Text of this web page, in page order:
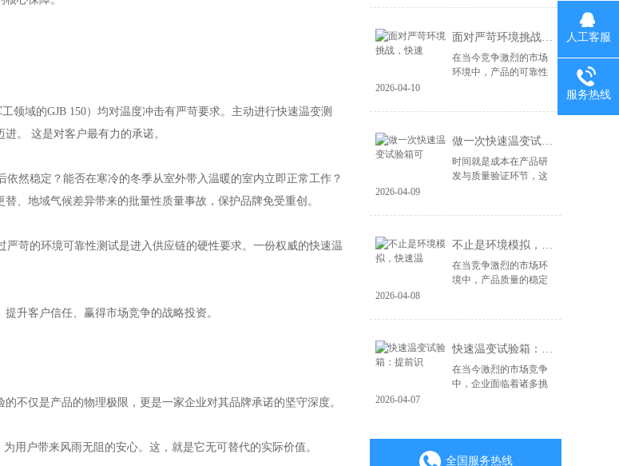
领域的GJB 150）均对温度冲击有严苛要求。主动进行快速温变测
。 这是对客户最有力的承诺。
然稳定？能否在寒冷的冬季从室外带入温暖的室内立即正常工作？
、地域气候差异带来的批量性质量事故，保护品牌免受重创。
苛的环境可靠性测试是进入供应链的硬性要求。一份权威的快速温
升客户信任、赢得市场竞争的战略投资。
不仅是产品的物理极限，更是一家企业对其品牌承诺的坚守深度。
用户带来风雨无阻的安心。这，就是它无可替代的实际价值。
案往往隐藏在产品诞生
快速温变试验箱的... 面对严苛环境挑战，快速
在当今竞争激烈的市场
环境中，产品的可靠性
天、汽车电子、通信设
都必须经受住现实...
2026-04-10
做一次快速温变试验箱可
时间就是成本在产品研
发与质量验证环节，这
测试时，最常问的一个
变试验，到底要花...
2026-04-09
不止是环境模拟，快速温
在当竞争激烈的市场环
境中，产品质量的稳定
产品在不同环境条件下
箱应运而生，成为...
2026-04-08
快速温变试验箱：提前识
在当今激烈的市场竞争
中，企业面临着诸多挑
企业必须具备前瞻性的
风险识别能力和高...
2026-04-07
全国服务热线
人工客服
服务热线